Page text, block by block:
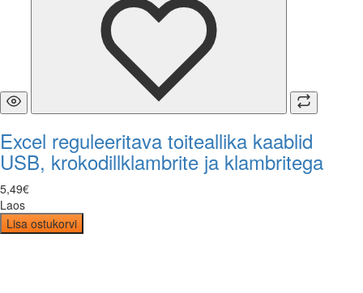
Excel reguleeritava toiteallika kaablid
USB, krokodillklambrite ja klambritega
5,49€
Laos
Lisa ostukorvi